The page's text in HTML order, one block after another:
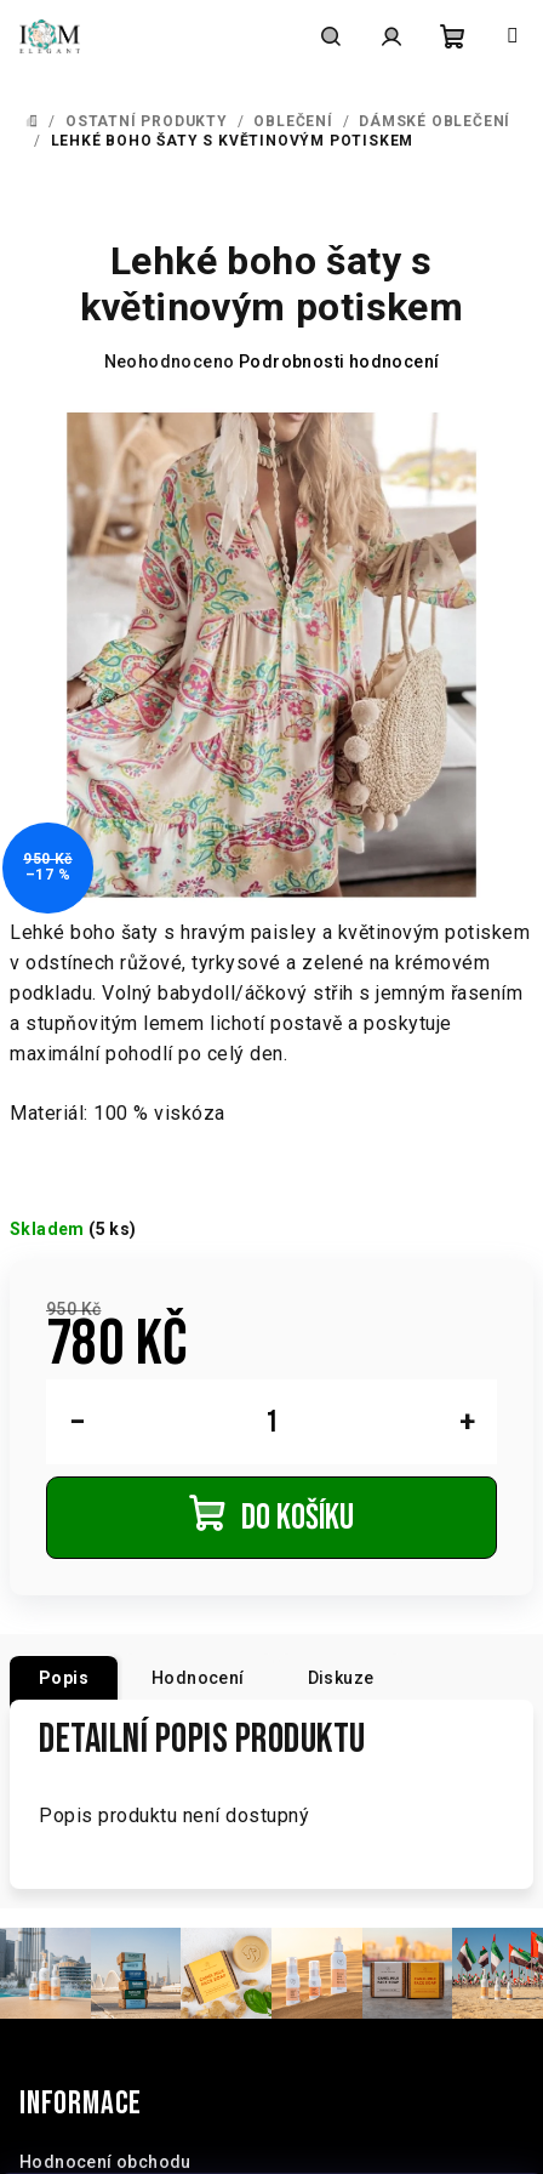
obsah
DOMŮ
/ OSTATNÍ PRODUKTY / OBLEČENÍ /
DÁMSKÉ OBLEČENÍ
/
LEHKÉ BOHO ŠATY S KVĚTINOVÝM POTISKEM
Lehké boho šaty s hravým paisley a květinovým potiskem
v odstínech růžové, tyrkysové a zelené na krémovém
podkladu. Volný babydoll/áčkový střih s jemným řasením
a stupňovitým lemem lichotí postavě a poskytuje
maximální pohodlí po celý den.
Materiál: 100 % viskóza
Skladem (5 ks)
950 Kč
780 Kč
+
−
Do košíku
Lehké boho šaty s
květinovým potiskem
Průměrné
produktu
0,0
hvězdiček.
Neohodnoceno Podrobnosti hodnocení
950 Kč
–17 %
Popis Hodnocení Diskuze
Detailní popis produktu
Popis produktu není dostupný
Informace
Hodnocení obchodu